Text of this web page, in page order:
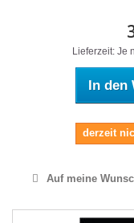
Lieferzeit: Je
In den
derzeit
Auf meine